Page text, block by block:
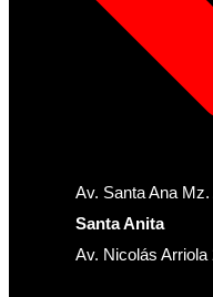
Av. Santa Ana
Santa Anita
Av. Nicolás Arriola